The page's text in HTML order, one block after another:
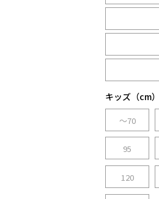
キッズ（cm）
～70
95
120